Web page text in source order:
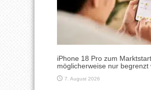
iPhone 18 Pro zum Marktstart
möglicherweise nur begrenzt
7. August 2026